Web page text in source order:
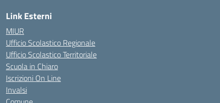
Link Esterni
MIUR
Ufficio Scolastico Regionale
Ufficio Scolastico Territoriale
Scuola in Chiaro
Iscrizioni On Line
Invalsi